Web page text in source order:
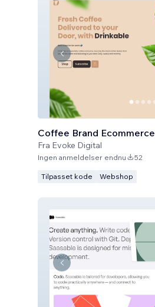
Coffee Brand Ecommerce
Fra Evoke Digital
Ingen anmeldelser endnu 52
Tilpasset kode Webshop